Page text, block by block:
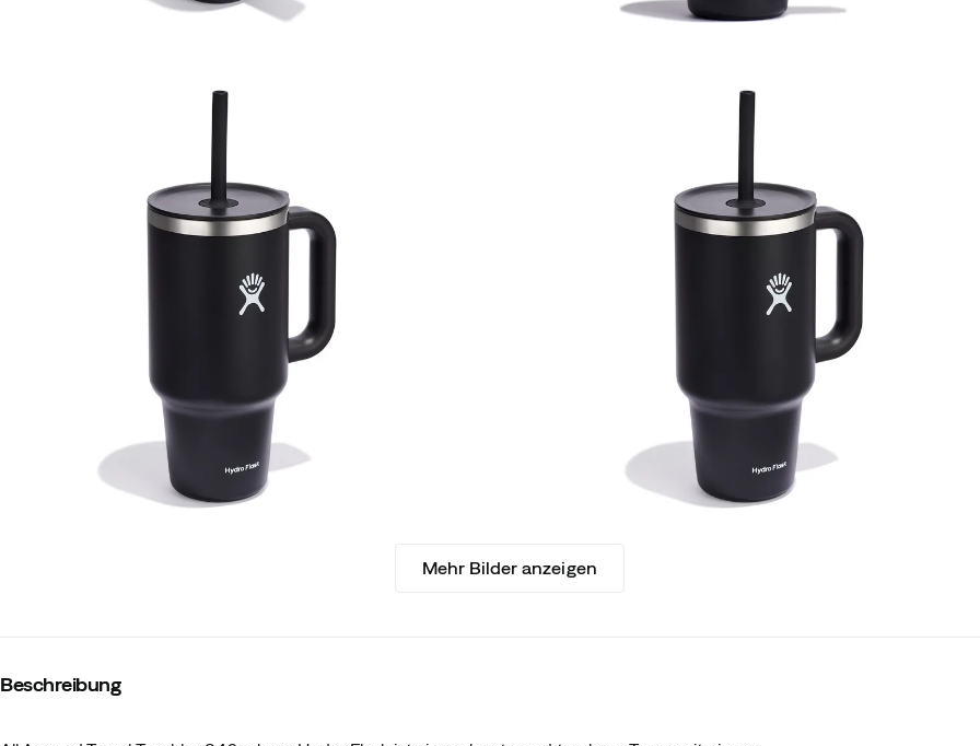
Mehr Bilder anzeigen
Beschreibung